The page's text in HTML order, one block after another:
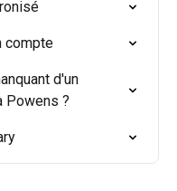
compte
d'un
Powens ?